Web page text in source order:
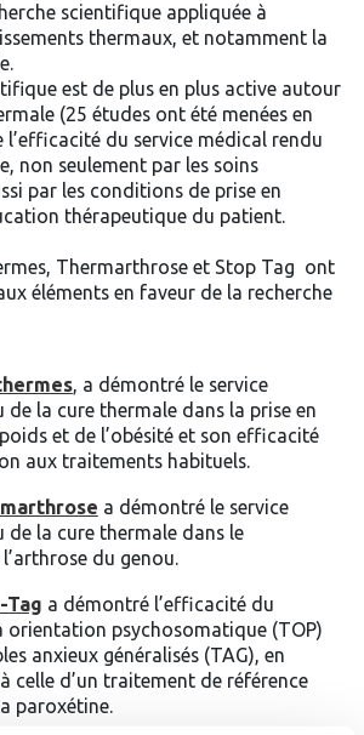
scientifique appliquée à
thermaux, et notamment la
est de plus en plus active autour
(25 études ont été menées en
du service médical rendu
non seulement par les soins
par les conditions de prise en
thérapeutique du patient.
Thermarthrose et Stop Tag ont
éléments en faveur de la recherche
, a démontré le service
de la cure thermale dans la prise en
et de l’obésité et son efficacité
aux traitements habituels.
a démontré le service
de la cure thermale dans le
du genou.
Tag a démontré l’efficacité du
orientation psychosomatique (TOP)
anxieux généralisés (TAG), en
celle d’un traitement de référence
paroxétine.